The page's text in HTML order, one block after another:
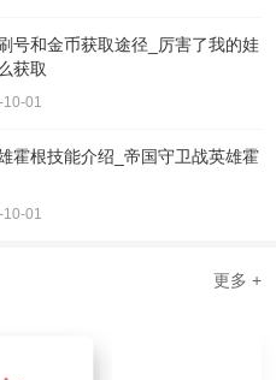
号和金币获取途径_厉害了我的娃
获取
01
霍根技能介绍_帝国守卫战英雄霍
01
更多 +